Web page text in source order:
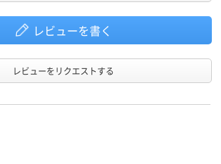
レビューを書く
レビューをリクエストする